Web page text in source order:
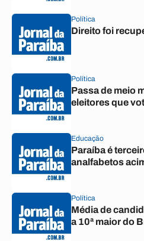
Política
Direito foi
Política
Passa de meio
eleitores que
Educação
Paraíba é
analfabetos
Política
Média de
a 10ª maior do